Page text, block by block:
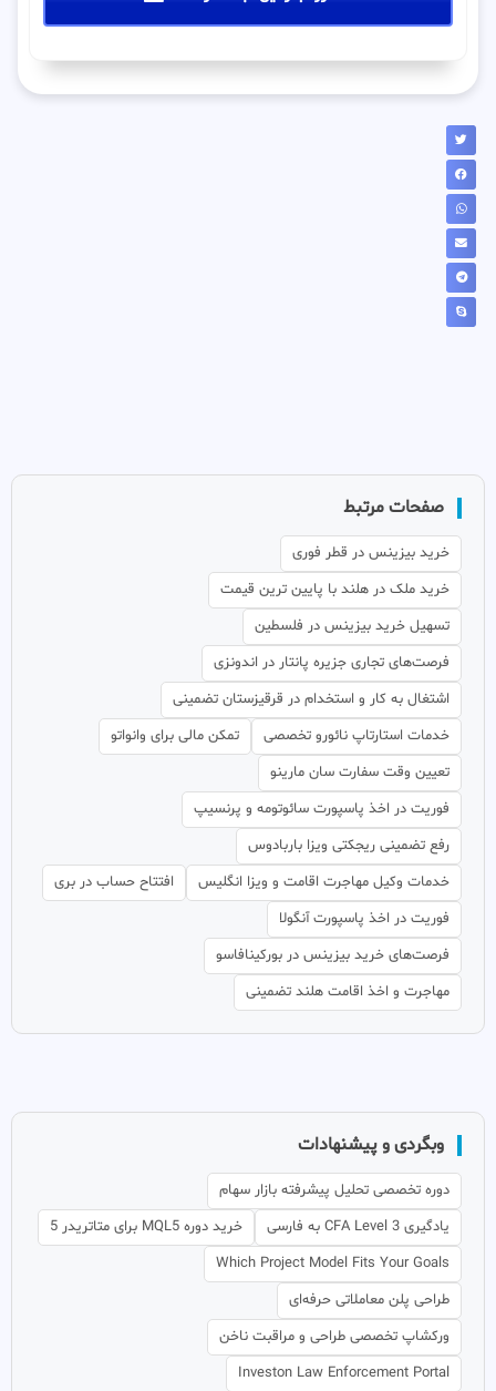
صفحات مرتبط
خرید بیزینس در قطر فوری
خرید ملک در هلند با پایین ترین قیمت
تسهیل خرید بیزینس در فلسطین
فرصت‌های تجاری جزیره پانتار در اندونزی
اشتغال به کار و استخدام در قرقیزستان تضمینی
خدمات استارتاپ نائورو تخصصی
تمکن مالی برای وانواتو
تعیین وقت سفارت سان مارینو
فوریت در اخذ پاسپورت سائوتومه و پرنسیپ
رفع تضمینی ریجکتی ویزا باربادوس
خدمات وکیل مهاجرت اقامت و ویزا انگلیس
افتتاح حساب در بری
فوریت در اخذ پاسپورت آنگولا
فرصت‌های خرید بیزینس در بورکینافاسو
مهاجرت و اخذ اقامت هلند تضمینی
وبگردی و پیشنهادات
دوره تخصصی تحلیل پیشرفته بازار سهام
یادگیری CFA Level 3 به فارسی
خرید دوره MQL5 برای متاتریدر 5
Which Project Model Fits Your Goals
طراحی پلن معاملاتی حرفه‌ای
ورکشاپ تخصصی طراحی و مراقبت ناخن
Investon Law Enforcement Portal